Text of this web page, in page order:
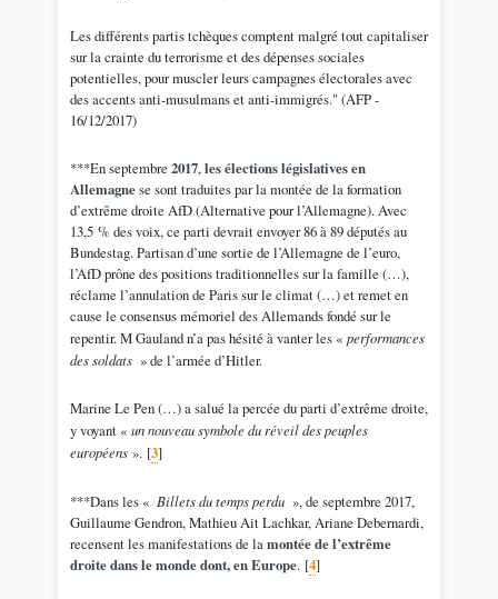
Les différents partis tchèques comptent malgré tout capitaliser
sur la crainte du terrorisme et des dépenses sociales
potentielles, pour muscler leurs campagnes électorales avec
des accents anti-musulmans et anti-immigrés." (AFP -
16/12/2017)
***En septembre 2017,les élections législatives en
Allemagnese sont traduites par la montée de la formation
d’extrême droite AfD (Alternative pour l’Allemagne). Avec
13,5 % des voix, ce parti devrait envoyer 86 à 89 députés au
Bundestag. Partisan d’une sortie de l’Allemagne de l’euro,
l’AfD prône des positions traditionnelles sur la famille (…),
réclame l’annulation de Paris sur le climat (…) et remet en
cause le consensus mémoriel des Allemands fondé sur le
repentir. M Gauland n’a pas hésité à vanter les « performances
des soldats » de l’armée d’Hitler.
Marine Le Pen (…) a salué la percée du parti d’extrême droite,
y voyant « un nouveau symbole du réveil des peuples
européens».[3]
***Dans les « Billets du temps perdu », de septembre 2017,
Guillaume Gendron, Mathieu Ait Lachkar, Ariane Debernardi,
recensent les manifestations de lamontée de l’extrême
droite dans le monde dont, en Europe.[4]